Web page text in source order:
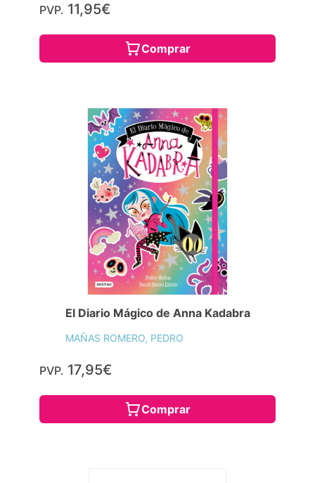
PVP. 11,95€
Comprar
El Diario Mágico de Anna Kadabra
MAÑAS ROMERO, PEDRO
PVP. 17,95€
Comprar